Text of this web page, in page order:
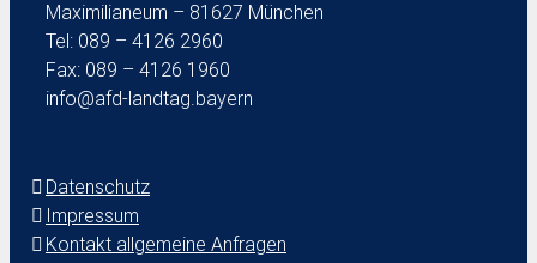
Maximilianeum – 81627 München
Tel: 089 – 4126 2960
Fax: 089 – 4126 1960
info@afd-landtag.bayern
Datenschutz
Impressum
Kontakt allgemeine Anfragen